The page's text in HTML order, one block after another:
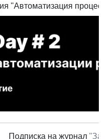
"Автоматизация
Подписка на журнал